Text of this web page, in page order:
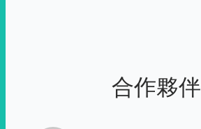
合作夥伴